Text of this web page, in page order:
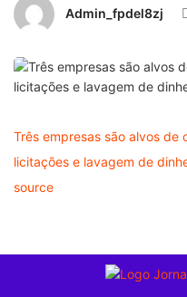
Admin_fpdel8zj
Três empresas são alvos de
licitações e lavagem de
source